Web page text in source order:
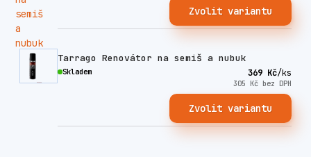
Zvolit variantu
Tarrago Renovátor na semiš a nubuk
369 Kč/ks
305 Kč bez DPH
Skladem
Zvolit variantu